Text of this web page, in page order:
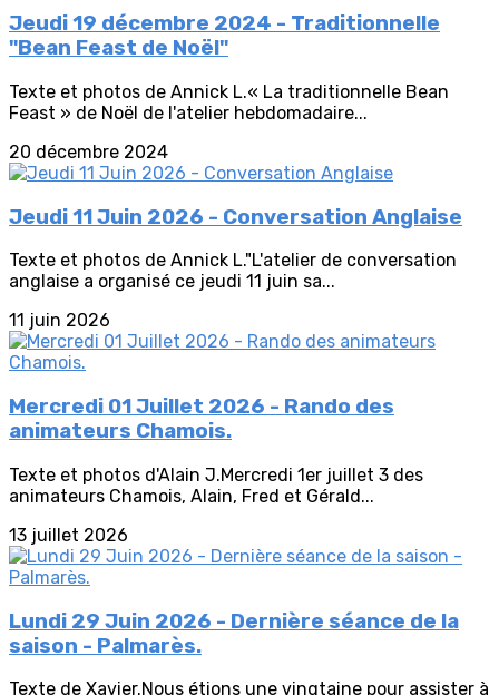
Jeudi 19 décembre 2024 - Traditionnelle
"Bean Feast de Noël"
Texte et photos de Annick L.« La traditionnelle Bean
Feast » de Noël de l'atelier hebdomadaire...
20 décembre 2024
Jeudi 11 Juin 2026 - Conversation Anglaise
Texte et photos de Annick L."L'atelier de conversation
anglaise a organisé ce jeudi 11 juin sa...
11 juin 2026
Mercredi 01 Juillet 2026 - Rando des
animateurs Chamois.
Texte et photos d'Alain J.Mercredi 1er juillet 3 des
animateurs Chamois, Alain, Fred et Gérald...
13 juillet 2026
Lundi 29 Juin 2026 - Dernière séance de la
saison - Palmarès.
Texte de Xavier.Nous étions une vingtaine pour assister à